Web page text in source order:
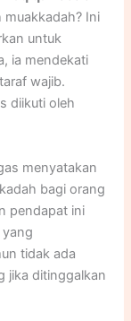
Ini
untuk
ia mendekati
wajib.
diikuti oleh
menyatakan
bagi orang
pendapat ini
yang
tidak ada
jika ditinggalkan